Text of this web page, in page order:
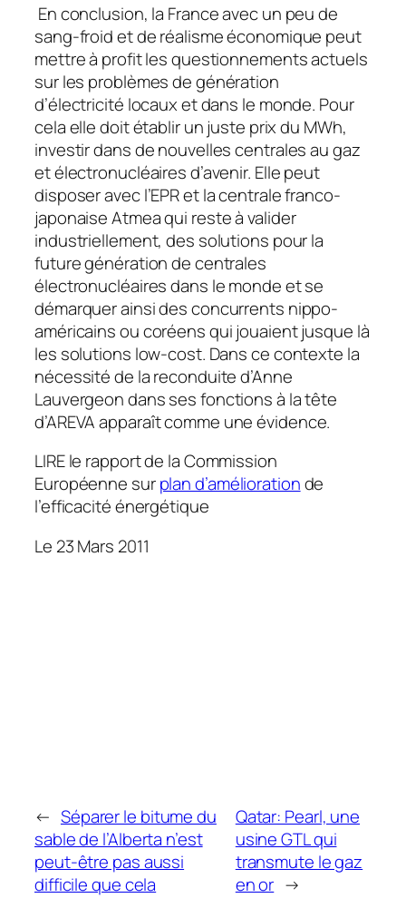
En conclusion, la France avec un peu de
sang-froid et de réalisme économique peut
mettre à profit les questionnements actuels
sur les problèmes de génération
d’électricité locaux et dans le monde. Pour
cela elle doit établir un juste prix du MWh,
investir dans de nouvelles centrales au gaz
et électronucléaires d’avenir. Elle peut
disposer avec l’EPR et la centrale franco-
japonaise Atmea qui reste à valider
industriellement, des solutions pour la
future génération de centrales
électronucléaires dans le monde et se
démarquer ainsi des concurrents nippo-
américains ou coréens qui jouaient jusque là
les solutions low-cost. Dans ce contexte la
nécessité de la reconduite d’Anne
Lauvergeon dans ses fonctions à la tête
d’AREVA apparaît comme une évidence.
LIRE le rapport de la Commission
Européenne surplan d’améliorationde
l’efficacité énergétique
Le 23 Mars 2011
← Séparer le bitume du
sable de l’Alberta n’est
peut-être pas aussi
difficile que cela
Qatar: Pearl, une
usine GTL qui
transmute le gaz
en or →